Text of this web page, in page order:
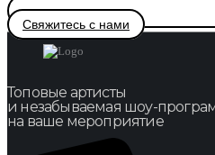
Свяжитесь с нами
Топовые артисты
и незабываемая шоу-
на ваше мероприятие